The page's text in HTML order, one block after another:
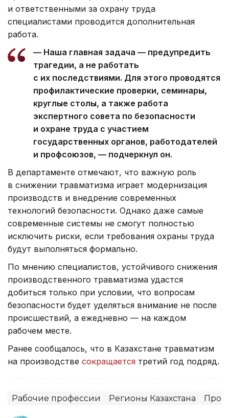
и ответственными за охрану труда
специалистами проводится дополнительная
работа.
— Наша главная задача — предупредить
трагедии, а не работать
с их последствиями. Для этого проводятся
профилактические проверки, семинары,
круглые столы, а также работа
экспертного совета по безопасности
и охране труда с участием
государственных органов, работодателей
и профсоюзов, — подчеркнул он.
В департаменте отмечают, что важную роль
в снижении травматизма играет модернизация
производств и внедрение современных
технологий безопасности. Однако даже самые
современные системы не смогут полностью
исключить риски, если требования охраны труда
будут выполняться формально.
По мнению специалистов, устойчивого снижения
производственного травматизма удастся
добиться только при условии, что вопросам
безопасности будет уделяться внимание не после
происшествий, а ежедневно — на каждом
рабочем месте.
Ранее сообщалось, что в Казахстане травматизм
на производстве сокращается третий год подряд.
Рабочие профессии Регионы Казахстана